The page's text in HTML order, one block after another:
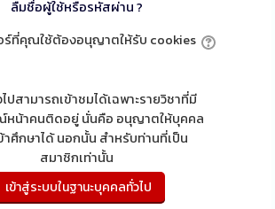
ลืมชื่อผู้ใช้หรือรหัสผ่าน ?
อร์ที่คุณใช้ต้องอนุญาตให้รับ cookies
ปสามารถเข้าชมได้เฉพาะรายวิชาที่มี
น้าคนติดอยู่ นั่นคือ อนุญาตให้บุคคล
าศึกษาได้ นอกนั้น สำหรับท่านที่เป็น
สมาชิกเท่านั้น